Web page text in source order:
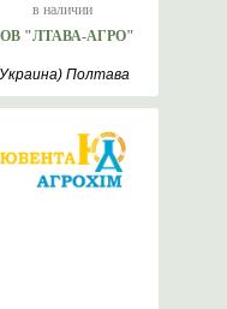
в наличии
"ЛТАВА-АГРО"
Полтава